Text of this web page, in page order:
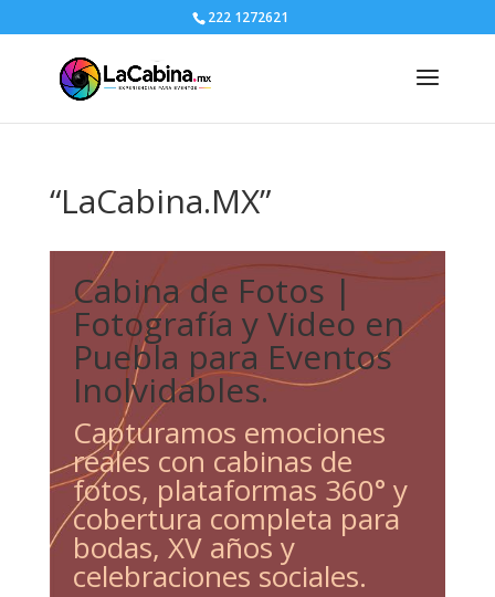
222 1272621
“LaCabina.MX”
Cabina de Fotos |
Fotografía y Video en
Puebla para Eventos
Inolvidables.
Capturamos emociones
reales con cabinas de
fotos, plataformas 360° y
cobertura completa para
bodas, XV años y
celebraciones sociales.